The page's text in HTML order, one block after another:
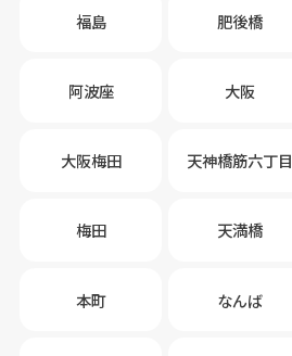
福島 肥後橋
阿波座 大阪
大阪梅田 天神橋筋六丁目
梅田 天満橋
本町 なんば